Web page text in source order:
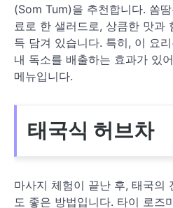
(Som Tum)을 추천합니다. 쏨
료로 한 샐러드로, 상큼한 맛과
득 담겨 있습니다. 특히, 이 요
내 독소를 배출하는 효과가 있
메뉴입니다.
태국식 허브차
마사지 체험이 끝난 후, 태국의
도 좋은 방법입니다. 타이 로즈